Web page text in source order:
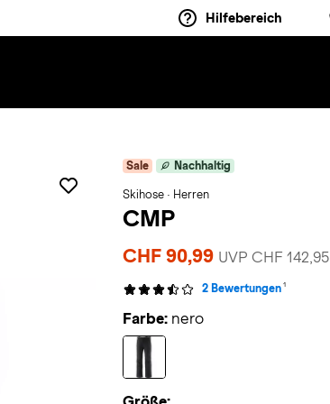
Hilfebereich
Sale Nachhaltig
Skihose · Herren
CMP
CHF 90,99 UVP CHF 142,95
2 Bewertungen 1
Farbe: nero